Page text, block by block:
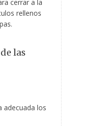
cerrar a la
rellenos
las
adecuada los